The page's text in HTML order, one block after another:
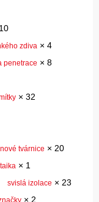
10
zdiva × 4
penetrace × 8
× 32
tvárnice × 20
× 1
svislá izolace × 23
× 2